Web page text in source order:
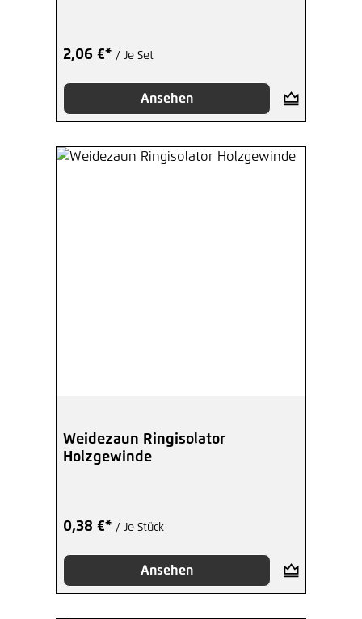
2,06 €* / Je Set
Ansehen
Weidezaun Ringisolator
Holzgewinde
0,38 €* / Je Stück
Ansehen